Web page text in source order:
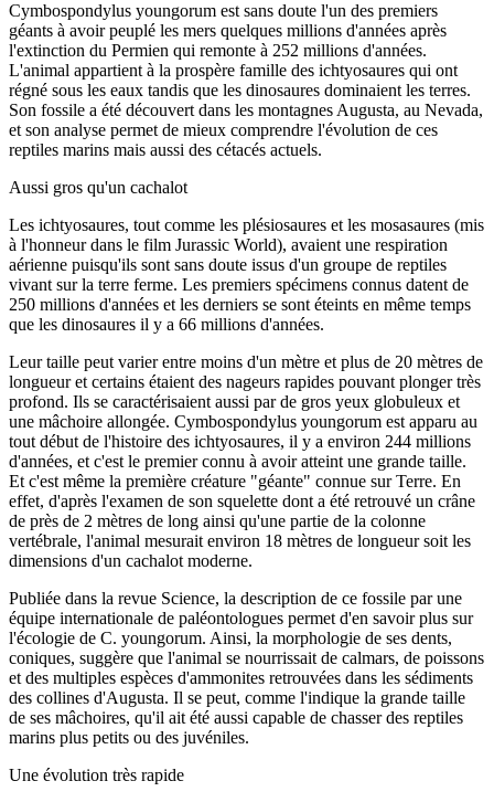
Cymbospondylus youngorum est sans doute l'un des premiers
géants à avoir peuplé les mers quelques millions d'années après
l'extinction du Permien qui remonte à 252 millions d'années.
L'animal appartient à la prospère famille des ichtyosaures qui ont
régné sous les eaux tandis que les dinosaures dominaient les terres.
Son fossile a été découvert dans les montagnes Augusta, au Nevada,
et son analyse permet de mieux comprendre l'évolution de ces
reptiles marins mais aussi des cétacés actuels.
Aussi gros qu'un cachalot
Les ichtyosaures, tout comme les plésiosaures et les mosasaures (mis
à l'honneur dans le film Jurassic World), avaient une respiration
aérienne puisqu'ils sont sans doute issus d'un groupe de reptiles
vivant sur la terre ferme. Les premiers spécimens connus datent de
250 millions d'années et les derniers se sont éteints en même temps
que les dinosaures il y a 66 millions d'années.
Leur taille peut varier entre moins d'un mètre et plus de 20 mètres de
longueur et certains étaient des nageurs rapides pouvant plonger très
profond. Ils se caractérisaient aussi par de gros yeux globuleux et
une mâchoire allongée. Cymbospondylus youngorum est apparu au
tout début de l'histoire des ichtyosaures, il y a environ 244 millions
d'années, et c'est le premier connu à avoir atteint une grande taille.
Et c'est même la première créature "géante" connue sur Terre. En
effet, d'après l'examen de son squelette dont a été retrouvé un crâne
de près de 2 mètres de long ainsi qu'une partie de la colonne
vertébrale, l'animal mesurait environ 18 mètres de longueur soit les
dimensions d'un cachalot moderne.
Publiée dans la revue Science, la description de ce fossile par une
équipe internationale de paléontologues permet d'en savoir plus sur
l'écologie de C. youngorum. Ainsi, la morphologie de ses dents,
coniques, suggère que l'animal se nourrissait de calmars, de poissons
et des multiples espèces d'ammonites retrouvées dans les sédiments
des collines d'Augusta. Il se peut, comme l'indique la grande taille
de ses mâchoires, qu'il ait été aussi capable de chasser des reptiles
marins plus petits ou des juvéniles.
Une évolution très rapide